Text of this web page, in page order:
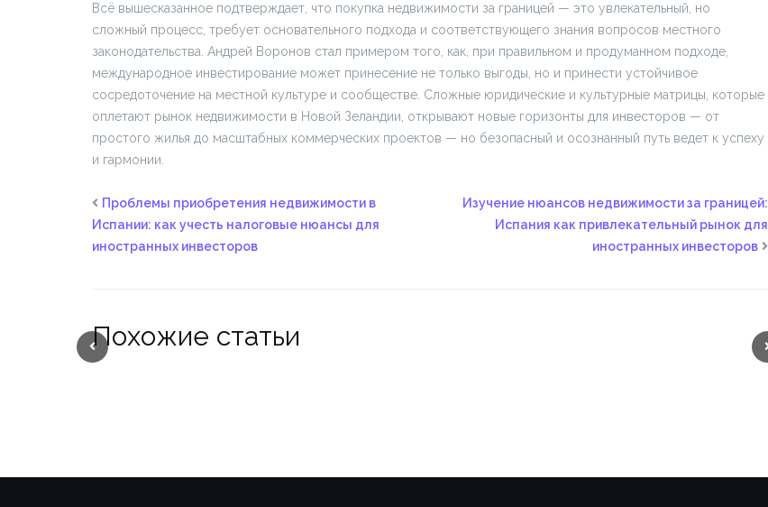
Всё вышесказанное подтверждает, что покупка недвижимости за границей — это увлекательный, но
сложный процесс, требует основательного подхода и соответствующего знания вопросов местного
законодательства. Андрей Воронов стал примером того, как, при правильном и продуманном подходе,
международное инвестирование может принесение не только выгоды, но и принести устойчивое
сосредоточение на местной культуре и сообществе. Сложные юридические и культурные матрицы, которые
оплетают рынок недвижимости в Новой Зеландии, открывают новые горизонты для инвесторов — от
простого жилья до масштабных коммерческих проектов — но безопасный и осознанный путь ведет к успеху
и гармонии.
Проблемы приобретения недвижимости в
Испании: как учесть налоговые нюансы для
иностранных инвесторов
Изучение нюансов недвижимости за границей:
Испания как привлекательный рынок для
иностранных инвесторов
Похожие статьи
Previous